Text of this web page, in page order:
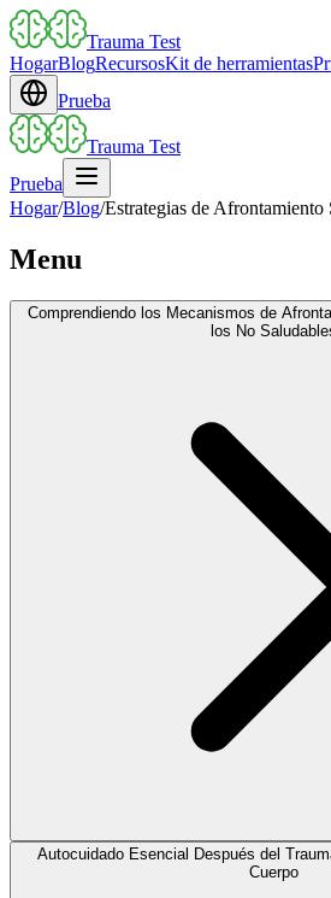
Trauma Test
HogarBlogRecursosKit de herramientas
Prueba
Trauma Test
Prueba
Hogar/Blog/Estrategias de
Menu
Comprendiendo los Mecanismos de
los No
Autocuidado Esencial Después del
Cuerpo